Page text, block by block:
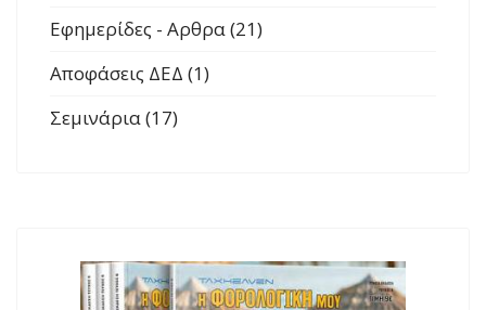
Εφημερίδες - Αρθρα (21)
Αποφάσεις ΔΕΔ (1)
Σεμινάρια (17)